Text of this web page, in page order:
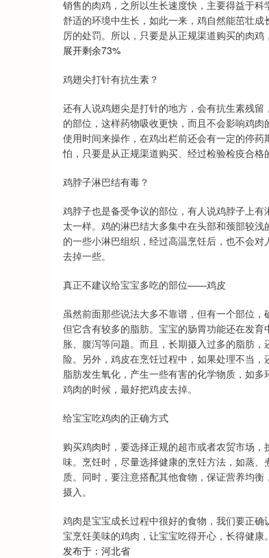
销售的肉鸡，之所以生长速度快，主要得益于
舒适的环境中生长，如此一来，鸡自然能茁壮
厉的处罚。所以，只要是从正规渠道购买的肉鸡
展开剩余73%
鸡翅尖打针有抗生素？
还有人说鸡翅尖是打针的地方，会有抗生素残
的部位，这样药物吸收更快，而且不会影响鸡
使用时间来操作，在鸡出栏前还会有一定的停
怕，只要是从正规渠道购买、经过检验检疫合格
鸡脖子淋巴结有毒？
鸡脖子也是备受争议的部位，有人说鸡脖子上
太一样。鸡的淋巴结大多集中在头部和颈部较
的一些小淋巴组织，经过高温烹饪后，也不会
去掉一些。
真正不建议给宝宝多吃的部位——鸡皮
虽然前面那些说法大多不靠谱，但有一个部位
但它含有较多的脂肪。宝宝的肠胃功能还在发
胀、腹泻等问题。而且，长期摄入过多的脂肪
险。另外，鸡皮在烹饪过程中，如果处理不当
脂肪发生氧化，产生一些有害的化学物质，如
鸡肉的时候，最好把鸡皮去掉。
给宝宝吃鸡肉的正确方式
购买鸡肉时，要选择正规的超市或者农贸市场
味。烹饪时，尽量选择健康的烹饪方法，如蒸
质。同时，要注意搭配其他食物，保证营养均
摄入。
鸡肉是宝宝成长过程中很好的食物，我们要正
宝烹饪美味的鸡肉，让宝宝吃得开心，长得健康。
发布于：河北省